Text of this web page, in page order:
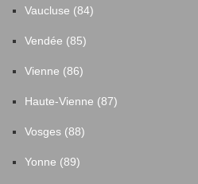
Vaucluse (84)
Vendée (85)
Vienne (86)
Haute-Vienne (87)
Vosges (88)
Yonne (89)